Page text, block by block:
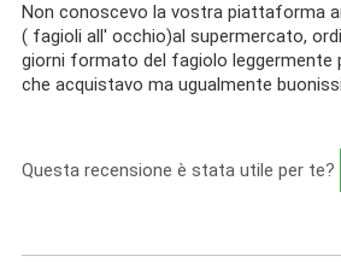
Non conoscevo la vostra piattaforma
( fagioli all' occhio)al supermercato,
giorni formato del fagiolo leggermente
che acquistavo ma ugualmente
Questa recensione è stata utile per te?